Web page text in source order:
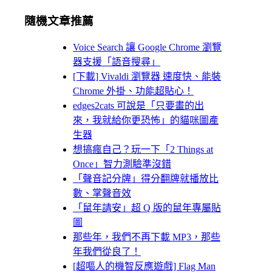
隨機文章推薦
Voice Search 讓 Google Chrome 瀏覽
器支援「語音搜尋」
[下載] Vivaldi 瀏覽器 速度快、能裝
Chrome 外掛、功能超貼心！
edges2cats 可說是「只要畫的出
來，我就給你更恐怖」的貓咪圖產
生器
想搞瘋自己？玩一下「2 Things at
Once」智力測驗準沒錯
「聲音記分牌」得分翻牌就播放比
數、掌聲音效
「鼠年請安」超 Q 版的鼠年專屬貼
圖
那些年，我們不再下載 MP3，那些
年我們從良了！
[超嘔人的機智反應遊戲] Flag Man